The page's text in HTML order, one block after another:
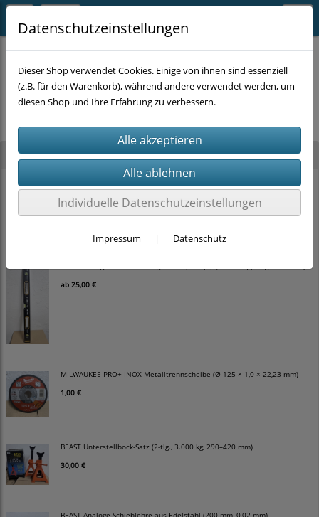
Neu im Shop
STAHLKAISER Ratschen-Ringmaulschlüssel-Satz (22-tlg., SW 6–32 mm) im
Koffer
100,00 €
ab 25,00 €
MILWAUKEE PRO+ INOX Metalltrennscheibe (Ø 125 × 1,0 × 22,23 mm)
1,00 €
BEAST Unterstellbock-Satz (2-tlg., 3.000 kg, 290–420 mm)
30,00 €
Es wurden leider keine Produkte gefunden.
Datenschutzeinstellungen
Dieser Shop verwendet Cookies. Einige von ihnen sind essenziell
(z.B. für den Warenkorb), während andere verwendet werden, um
diesen Shop und Ihre Erfahrung zu verbessern.
Individuelle Datenschutzeinstellungen
Impressum | Datenschutz